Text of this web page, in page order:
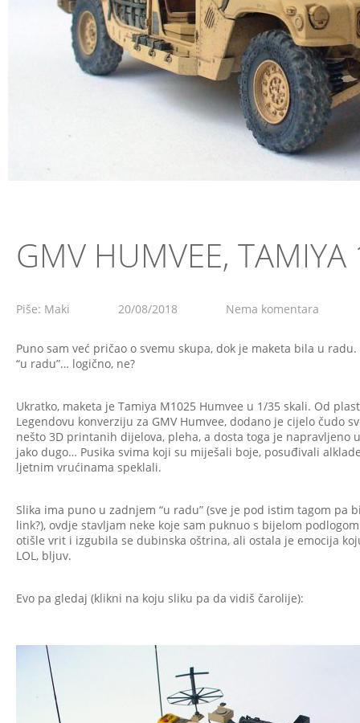
GMV HUMVEE,
Piše: Maki 20/08/2018 Nema komentara
Puno sam već pričao o svemu skupa, dok je maketa bila u
“u radu”… logično, ne?
Ukratko, maketa je Tamiya M1025 Humvee u 1/35 skali. Od
Legendovu konverziju za GMV Humvee, dodano je cijelo čudo
nešto 3D printanih dijelova, pleha, a dosta toga je napravljeno
jako dugo… Pusika svima koji su miješali boje, posuđivali
ljetnim vrućinama speklali.
Slika ima puno u zadnjem “u radu” (sve je pod istim tagom pa
link?), ovdje stavljam neke koje sam puknuo s bijelom
otišle vrit i izgubila se dubinska oštrina, ali ostala je emocija
LOL, bljuv.
Evo pa gledaj (klikni na koju sliku pa da vidiš čarolije):